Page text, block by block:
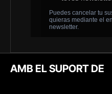
AMB EL SUPORT DE